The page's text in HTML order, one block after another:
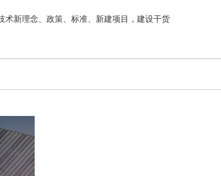
术新理念、政策、标准、新建项目，建设干货